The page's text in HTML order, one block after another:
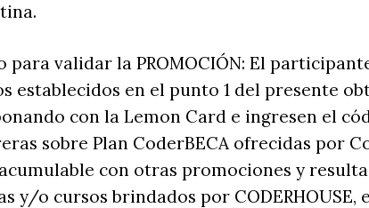
para validar la PROMOCIÓN: El
establecidos en el punto 1 del presente
con la Lemon Card e ingresen el
sobre Plan CoderBECA ofrecidas por
acumulable con otras promociones y
y/o cursos brindados por CODERHOUSE,